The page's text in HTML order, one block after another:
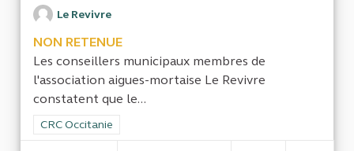
Le Revivre
NON RETENUE
Les conseillers municipaux membres de
l'association aigues-mortaise Le Revivre
constatent que le...
Filtrer les résultats de la catégorie : CRC Occitanie
CRC Occitanie